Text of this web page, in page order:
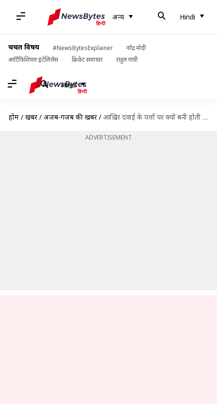
अन्य Hindi
चर्चित विषय #NewsBytesExplainer
नरेंद्र मोदी
आर्टिफिशियल इंटेलिजेंस
क्रिकेट समाचार राहुल गांधी
Hindi
होम / खबरें / अजब-गजब की खबरें / आख़िर दवाई के पत्तों पर क्यों बनी होती है लाल रंग की पट्टी? जानिए उसका मतलब
ADVERTISEMENT